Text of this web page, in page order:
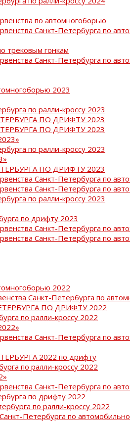
по автомногоборью
Санкт-Петербурга по
трековым гонкам
Санкт-Петербурга по
2023
по ралли-кроссу 2023
ПО ДРИФТУ 2023
ПО ДРИФТУ 2023
по ралли-кроссу 2023
ПО ДРИФТУ 2023
Санкт-Петербурга по
Санкт-Петербурга по
по ралли-кроссу 2023
по дрифту 2023
Санкт-Петербурга по
Санкт-Петербурга по
2022
Санкт-Петербурга по
ПО ДРИФТУ 2022
по ралли-кроссу 2022
Санкт-Петербурга по
2022 по дрифту
по ралли-кроссу 2022
Санкт-Петербурга по
по дрифту 2022
по ралли-кроссу 2022
Петербурга по